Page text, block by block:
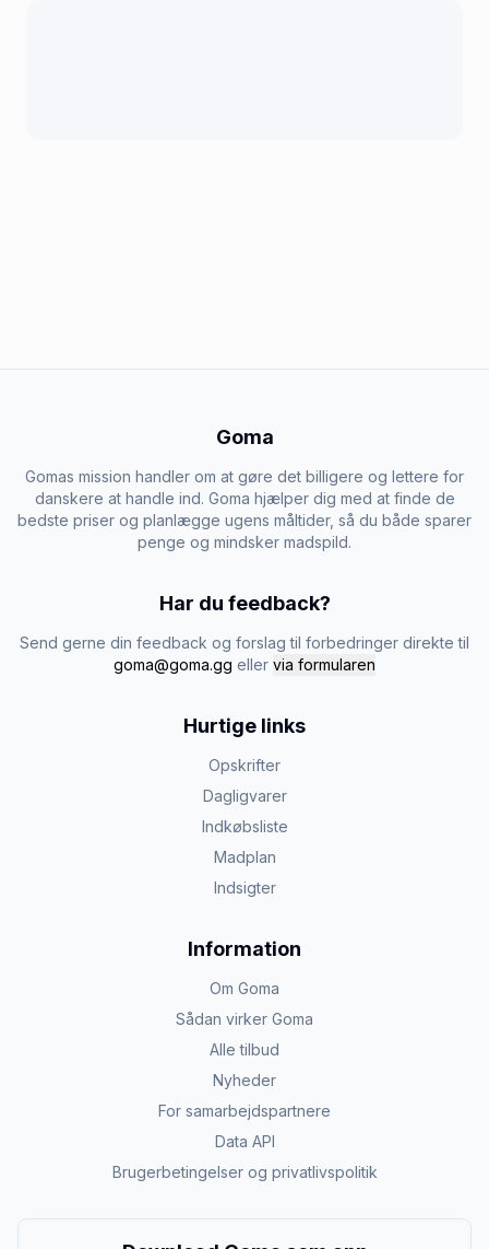
Goma
Gomas mission handler om at gøre det billigere og lettere for
danskere at handle ind. Goma hjælper dig med at finde de
bedste priser og planlægge ugens måltider, så du både sparer
penge og mindsker madspild.
Har du feedback?
Send gerne din feedback og forslag til forbedringer direkte til
goma@goma.gg eller via formularen
Hurtige links
Opskrifter
Dagligvarer
Indkøbsliste
Madplan
Indsigter
Information
Om Goma
Sådan virker Goma
Alle tilbud
Nyheder
For samarbejdspartnere
Data API
Brugerbetingelser og privatlivspolitik